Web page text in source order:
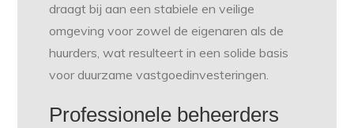
draagt bij aan een stabiele en veilige
omgeving voor zowel de eigenaren als de
huurders, wat resulteert in een solide basis
voor duurzame vastgoedinvesteringen.
Professionele beheerders